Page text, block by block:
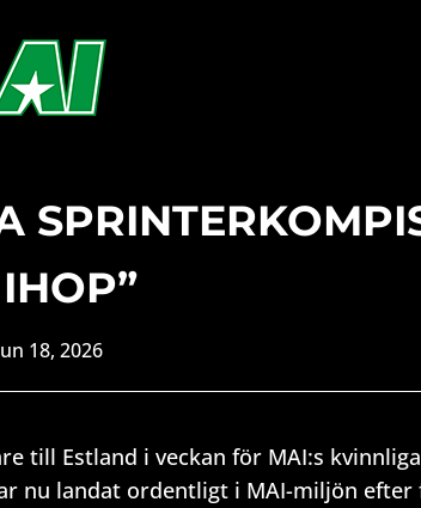
18, 2026
till Estland i veckan för MAI:s
nu landat ordentligt i MAI-miljön